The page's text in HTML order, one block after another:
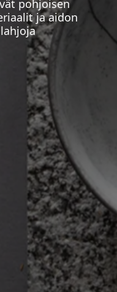
pohjoisen
ja aidon